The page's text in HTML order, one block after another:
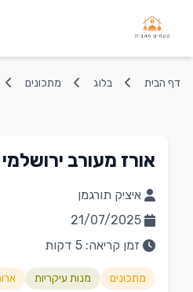
דף הבית בלוג מתכונים
אורז מעורב ירושלמי
איציק תורגמן
21/07/2025
זמן קריאה: 5 דקות
מתכונים מנות עיקריות